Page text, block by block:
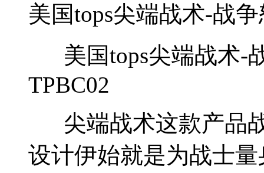
美国tops尖端战术-战
美国tops尖端战术-
TPBC02
尖端战术这款产品战
设计伊始就是为战士